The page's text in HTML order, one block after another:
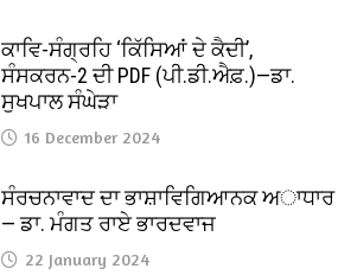
ਕਾਵਿ-ਸੰਗ੍ਰਹਿ ‘ਕਿੱਸਿਆਂ ਦੇ ਕੈਦੀ’,
ਸੰਸਕਰਨ-2 ਦੀ PDF (ਪੀ.ਡੀ.ਐਫ਼.)—ਡਾ.
ਸੁਖਪਾਲ ਸੰਘੇੜਾ
16 December 2024
ਸੰਰਚਨਾਵਾਦ ਦਾ ਭਾਸ਼ਾਵਿਗਿਆਨਕ ਅਾਧਾਰ
— ਡਾ. ਮੰਗਤ ਰਾਏ ਭਾਰਦਵਾਜ
22 January 2024